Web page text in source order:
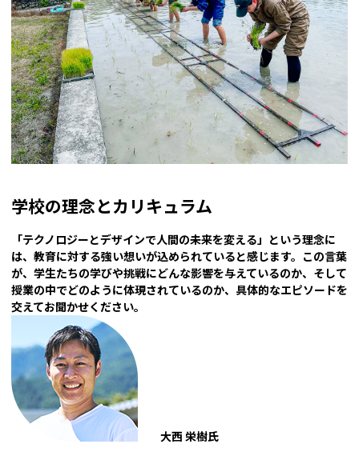
学校の理念とカリキュラム
――「テクノロジーとデザインで人間の未来を変える」という理念に
は、教育に対する強い想いが込められていると感じます。この言葉
が、学生たちの学びや挑戦にどんな影響を与えているのか、そして
授業の中でどのように体現されているのか、具体的なエピソードを
交えてお聞かせください。
大西 栄樹氏